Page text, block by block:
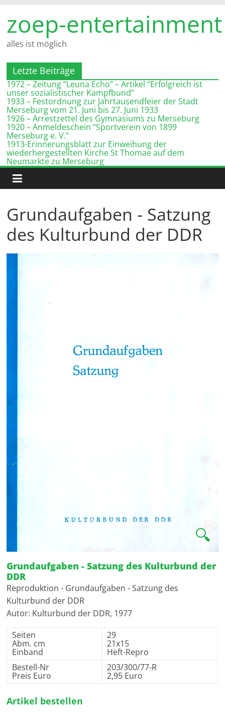
Inhalt
springen
zoep-entertainment
alles ist möglich
Letzte Beiträge
1972 – Zeitung “Leuna Echo” – Artikel “Erfolgreich ist
unser sozialistischer Kampfbund”
1933 – Festordnung zur Jahrtausendfeier der Stadt
Merseburg vom 21. Juni bis 27. Juni 1933
1926 – Arrestzettel des Gymnasiums zu Merseburg
1920 – Anmeldeschein “Sportverein von 1899
Merseburg e. V.”
1913-Erinnerungsblatt zur Einweihung der
wiederhergestellten Kirche St Thomae auf dem
Neumarkte zu Merseburg
Grundaufgaben - Satzung
des Kulturbund der DDR
🔍
Grundaufgaben - Satzung des Kulturbund der
DDR
Reproduktion - Grundaufgaben - Satzung des
Kulturbund der DDR
Autor: Kulturbund der DDR, 1977
Seiten
Abm. cm
Einband
29
21x15
Heft-Repro
Bestell-Nr
Preis Euro
203/300/77-R
2,95 Euro
Artikel bestellen